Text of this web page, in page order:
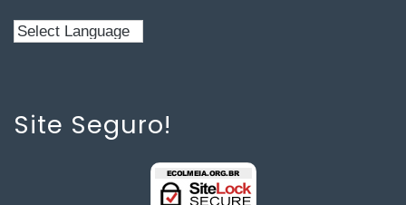
Site Seguro!